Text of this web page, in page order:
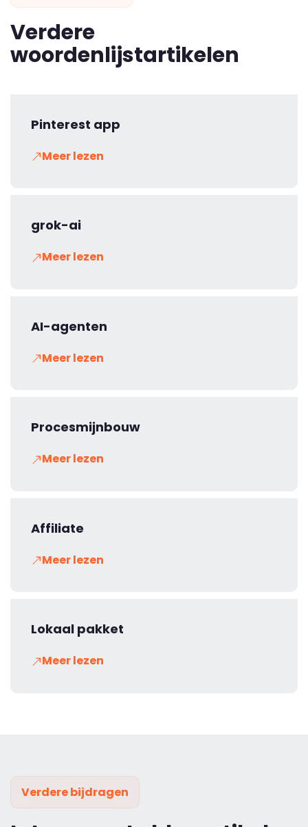
Verdere
woordenlijstartikelen
Pinterest app
Meer lezen
grok-ai
Meer lezen
AI-agenten
Meer lezen
Procesmijnbouw
Meer lezen
Affiliate
Meer lezen
Lokaal pakket
Meer lezen
Verdere bijdragen